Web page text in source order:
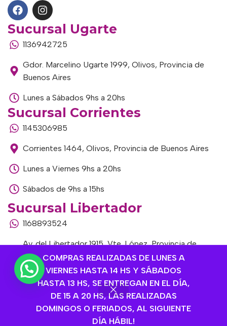
COMPRAS REALIZADAS DE LUNES A
VIERNES HASTA 14 HS Y SÁBADOS
HASTA 13 HS, SE ENTREGAN EN EL DÍA,
DE 15 A 20 HS, LAS REALIZADAS
DOMINGOS O FERIADOS, AL SIGUIENTE
DÍA HÁBIL!
Sucursal Ugarte
1136942725
Gdor. Marcelino Ugarte 1999, Olivos, Provincia de
Buenos Aires
Lunes a Sábados 9hs a 20hs
Sucursal Corrientes
1145306985
Corrientes 1464, Olivos, Provincia de Buenos Aires
Lunes a Viernes 9hs a 20hs
Sábados de 9hs a 15hs
Sucursal Libertador
1168893524
Av. del Libertador 1915, Vte. López, Provincia de
Buenos Aires
Lunes a Viernes de 9hs a 13hs / 16hs a 20hs
Sábados de 9hs a 15hs